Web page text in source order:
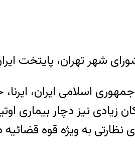
طی سه هفته، از اول تا ۲۳ آبان، ۴۱۲
زیادی نیز دچار بیماری
نظارتی به ویژه قوه